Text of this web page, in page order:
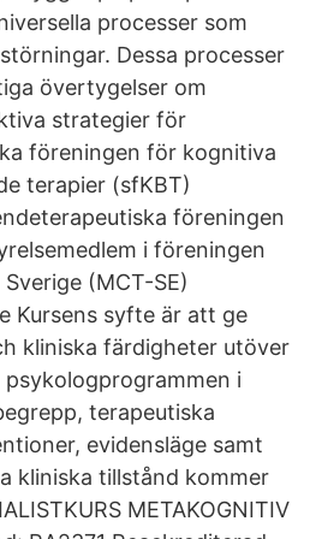
processer som
Dessa processer
övertygelser om
strategier för
föreningen för kognitiva
terapier (sfKBT)
föreningen
i föreningen
(MCT-SE)
Kursens syfte är att ge
kliniska färdigheter utöver
i
terapeutiska
evidensläge samt
kliniska tillstånd kommer
METAKOGNITIV